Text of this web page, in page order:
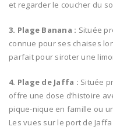
et regarder le coucher du
3. Plage Banana : Située
connue pour ses chaises
parfait pour siroter une
4. Plage de Jaffa : Située
offre une dose d’histoire
pique-nique en famille ou
Les vues sur le port de